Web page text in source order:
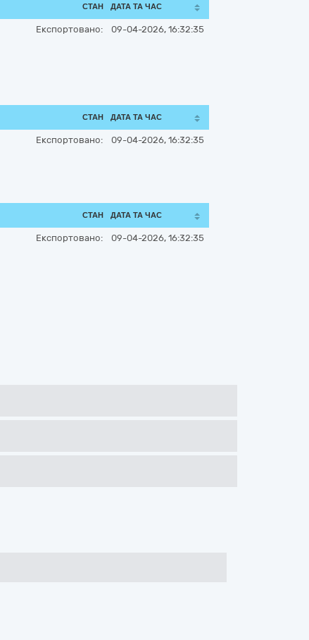
СТАН ДАТА ТА ЧАС
Експортовано: 09-04-2026, 16:32:35
СТАН ДАТА ТА ЧАС
Експортовано: 09-04-2026, 16:32:35
СТАН ДАТА ТА ЧАС
Експортовано: 09-04-2026, 16:32:35